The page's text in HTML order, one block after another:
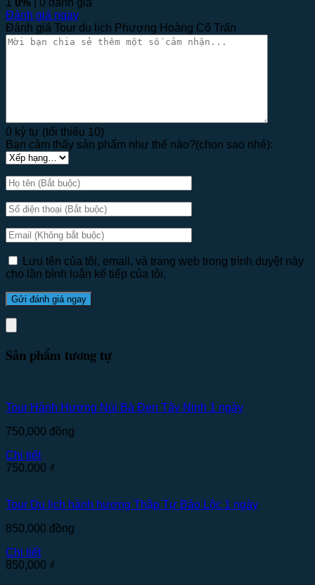
Đánh giá ngay
Đánh giá Tour du lịch Phượng Hoàng Cổ Trấn
0 ký tự (tối thiểu 10)
Bạn cảm thấy sản phẩm như thế nào?(chọn sao nhé):
Lưu tên của tôi, email, và trang web trong trình duyệt này
cho lần bình luận kế tiếp của tôi.
Sản phẩm tương tự
Tour Hành Hương Núi Bà Đen Tây Ninh 1 ngày
750,000 đồng
Chi tiết
750,000 ₫
Tour Du lịch hành hương Thập Tự Bảo Lộc 1 ngày
850,000 đồng
Chi tiết
850,000 ₫